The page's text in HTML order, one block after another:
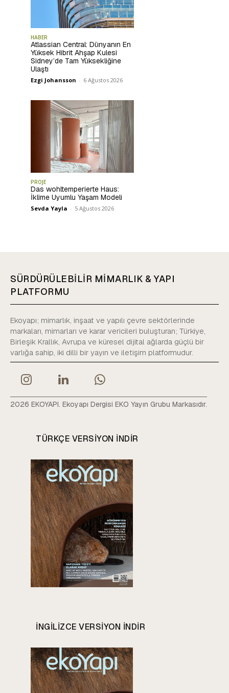
HABER
Atlassian Central: Dünyanın En
Yüksek Hibrit Ahşap Kulesi
Sidney’de Tam Yüksekliğine
Ulaştı
Ezgi Johansson - 6 Ağustos 2026
PROJE
Das wohltemperierte Haus:
İklime Uyumlu Yaşam Modeli
Sevda Yayla - 5 Ağustos 2026
SÜRDÜRÜLEBİLİR MİMARLIK & YAPI
PLATFORMU
Ekoyapı; mimarlık, inşaat ve yapılı çevre sektörlerinde
markaları, mimarları ve karar vericileri buluşturan; Türkiye,
Birleşik Krallık, Avrupa ve küresel dijital ağlarda güçlü bir
varlığa sahip, iki dilli bir yayın ve iletişim platformudur.
2026 EKOYAPI. Ekoyapı Dergisi EKO Yayın Grubu Markasıdır.
TÜRKÇE VERSIYON INDIR
INGILIZCE VERSIYON INDIR